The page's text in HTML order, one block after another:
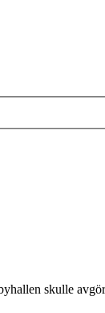
skulle